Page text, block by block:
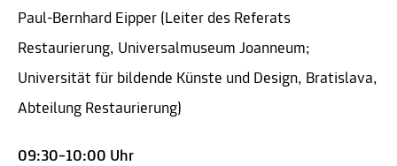
Paul-Bernhard Eipper (Leiter des Referats
Restaurierung, Universalmuseum Joanneum;
Universität für bildende Künste und Design, Bratislava,
Abteilung Restaurierung)
09:30–10:00 Uhr